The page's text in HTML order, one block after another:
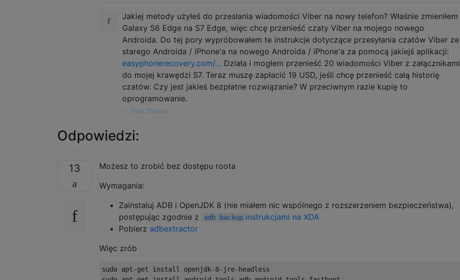
Jakiej metody użyłeś do przesłania wiadomości Viber na nowy telefon? Właśnie zmieniłem
Galaxy S6 Edge na S7 Edge, więc chcę przenieść czaty Viber na mojego nowego
Androida. Do tej pory wypróbowałem te instrukcje dotyczące przesyłania czatów Viber ze
starego Androida / iPhone'a na nowego Androida / iPhone'a za pomocą jakiejś aplikacji:
easyphonerecovery.com/… Działa i mogłem przenieść 20 wiadomości Viber z załącznikami
do mojej krawędzi S7. Teraz muszę zapłacić 19 USD, jeśli chcę przenieść całą historię
czatów. Czy jest jakieś bezpłatne rozwiązanie? W przeciwnym razie kupię to
oprogramowanie.
Neal Sharma
Odpowiedzi:
13
Możesz to zrobić bez dostępu roota
Wymagania:
Zainstaluj ADB i OpenJDK 8 (nie miałem nic wspólnego z rozszerzeniem bezpieczeństwa),
postępując zgodnie z
adb backup instrukcjami na XDA
Pobierz adbextractor
Więc zrób
sudo apt-get install openjdk-8-jre-headless